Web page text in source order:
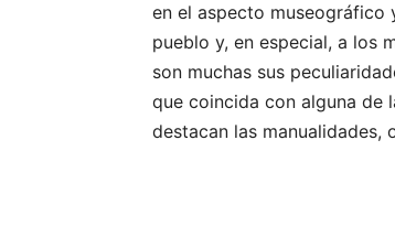
en el aspecto museográfico
pueblo y, en especial, a los
son muchas sus
que coincida con alguna de
destacan las